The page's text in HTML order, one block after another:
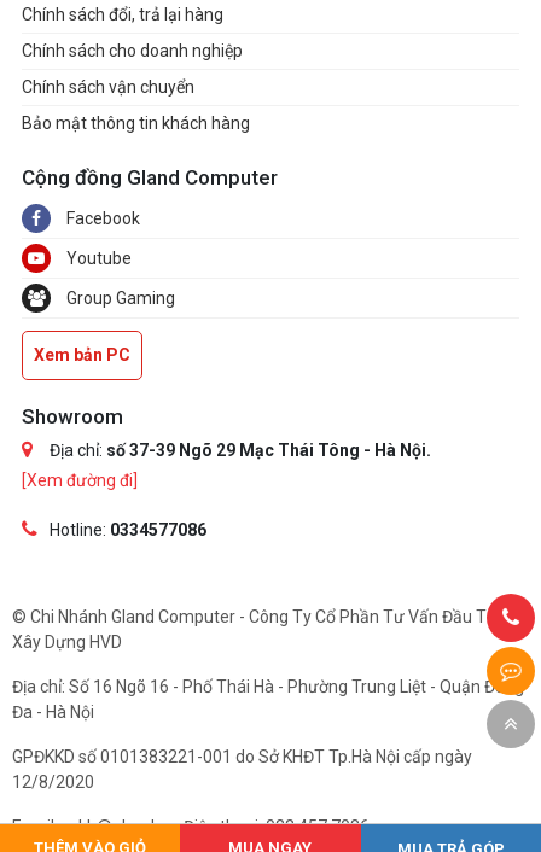
THÊM VÀO GIỎ MUA NGAY
Chính sách đổi, trả lại hàng
Chính sách cho doanh nghiệp
Chính sách vận chuyển
Bảo mật thông tin khách hàng
Cộng đồng Gland Computer
Facebook
Youtube
Group Gaming
Xem bản PC
Showroom
Địa chỉ: số 37-39 Ngõ 29 Mạc Thái Tông - Hà Nội.
[Xem đường đi]
Hotline: 0334577086
© Chi Nhánh Gland Computer - Công Ty Cổ Phần Tư Vấn Đầu Tư Và
Xây Dựng HVD
Địa chỉ: Số 16 Ngõ 16 - Phố Thái Hà - Phường Trung Liệt - Quận Đống
Đa - Hà Nội
GPĐKKD số 0101383221-001 do Sở KHĐT Tp.Hà Nội cấp ngày
12/8/2020
Email: cskh@gland.vn. Điện thoại: 033.457.7086